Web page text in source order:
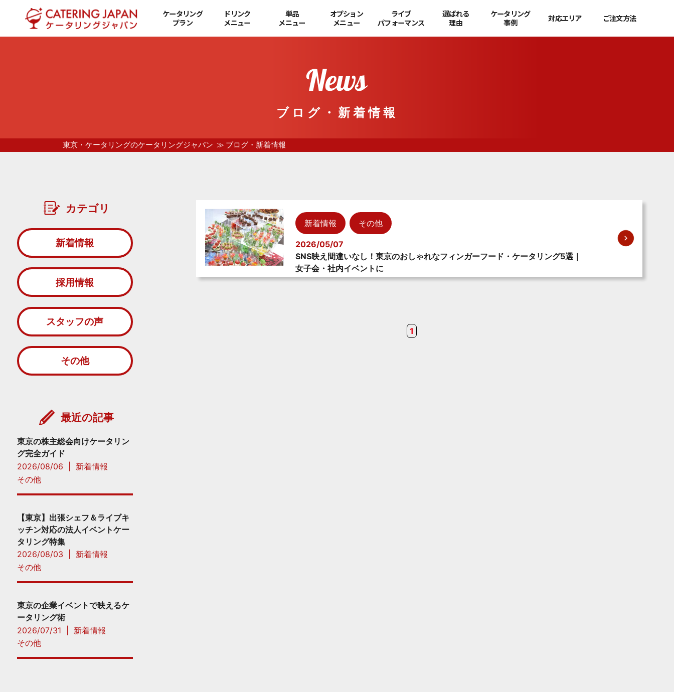
ケータリング
プラン
ドリンク
メニュー
単品
メニュー
オプション
メニュー
ライブ
パフォーマンス
選ばれる
理由
ケータリング
事例
対応エリア ご注文方法
ブログ・新着情報
東京・ケータリングのケータリングジャパン ブログ・新着情報
新着情報 その他
2026/05/07
SNS映え間違いなし！東京のおしゃれなフィンガーフード・ケータリング5選｜
女子会・社内イベントに
1
カテゴリ
新着情報
採用情報
スタッフの声
その他
最近の記事
東京の株主総会向けケータリン
グ完全ガイド
2026/08/06
新着情報
その他
【東京】出張シェフ＆ライブキ
ッチン対応の法人イベントケー
タリング特集
2026/08/03
新着情報
その他
東京の企業イベントで映えるケ
ータリング術
2026/07/31
新着情報
その他